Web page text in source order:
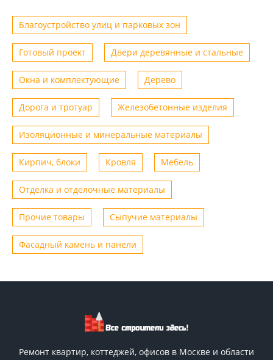
Благоустройство улиц и парковых зон
Готовый проект Двери деревянные и стальные
Окна и комплектующие Дерево
Дорога и тротуар Железобетонные изделия
Изоляционные и минеральные материалы
Кирпич, блоки Кровля Мебель
Отделка и отделочные материалы
Прочие товары Сыпучие материалы
Фасадный камень и панели
Ремонт квартир, коттеджей, офисов в Москве и области